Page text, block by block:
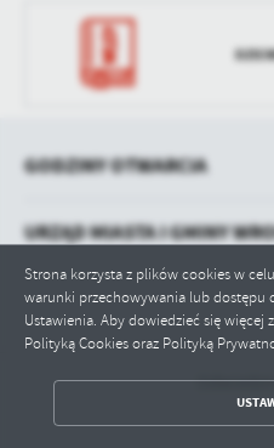
Strona korzysta z plików cookies w
warunki przechowywania lub dostępu
Ustawienia. Aby dowiedzieć się więcej
Polityką Cookies oraz Polityką
GODZINY OTWARCIA
URZĄD MIASTA I GMINY